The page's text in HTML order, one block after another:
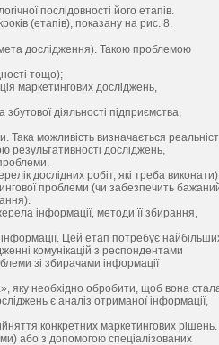
послідовності його етапів.
(етапів), показану на рис. 8.
дослідження). Такою проблемою
тощо);
маркетингових досліджень,
діяльності підприємства,
можливість визначається
результативності досліджень,
дослідних робіт, які треба
проблеми (чи забезпечить
інформації, методи її збирання,
Цей етап потребує
комунікацій з респондентами
зі збирачами інформації
яку необхідно обробити, щоб вона
є аналіз отриманої інформації,
конкретних маркетингових рішень.
або з допомогою спеціалізованих